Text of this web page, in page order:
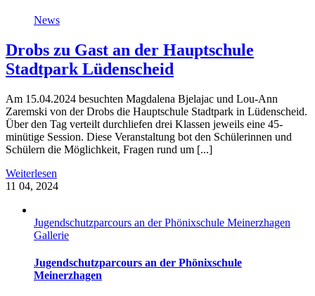
News
Drobs zu Gast an der Hauptschule
Stadtpark Lüdenscheid
Am 15.04.2024 besuchten Magdalena Bjelajac und Lou-Ann
Zaremski von der Drobs die Hauptschule Stadtpark in Lüdenscheid.
Über den Tag verteilt durchliefen drei Klassen jeweils eine 45-
minütige Session. Diese Veranstaltung bot den Schülerinnen und
Schülern die Möglichkeit, Fragen rund um [...]
Weiterlesen
11 04, 2024
Jugendschutzparcours an der Phönixschule Meinerzhagen
Gallerie
Jugendschutzparcours an der Phönixschule
Meinerzhagen